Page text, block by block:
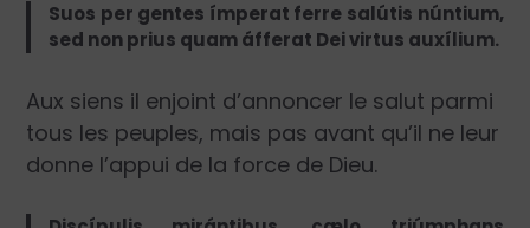
Suos per gentes ímperat ferre salútis núntium,
sed non prius quam áfferat Dei virtus auxílium.
Aux siens il enjoint d’annoncer le salut parmi
tous les peuples, mais pas avant qu’il ne leur
donne l’appui de la force de Dieu.